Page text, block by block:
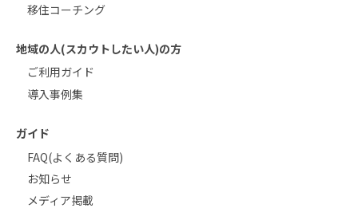
移住コーチング
地域の人(スカウトしたい人)の方
ご利用ガイド
導入事例集
ガイド
FAQ(よくある質問)
お知らせ
メディア掲載